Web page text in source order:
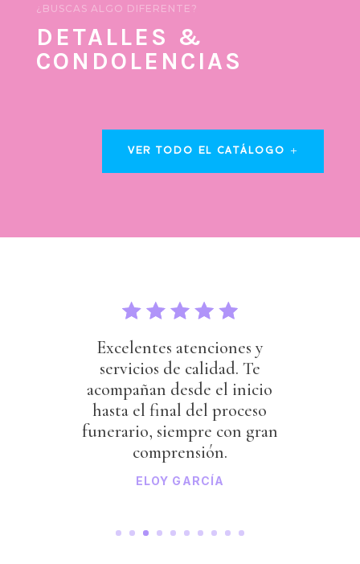
¿BUSCAS ALGO DIFERENTE?
DETALLES &
CONDOLENCIAS
VER TODO EL CATÁLOGO
Excelentes atenciones y
servicios de calidad. Te
acompañan desde el inicio
hasta el final del proceso
funerario, siempre con gran
comprensión.
ELOY GARCÍA